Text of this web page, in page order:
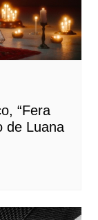
“Fera
de Luana